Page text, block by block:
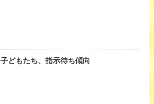
子どもたち、指示待ち傾向